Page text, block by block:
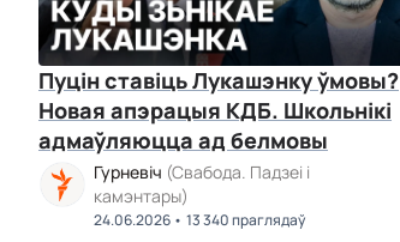
Пуцін ставіць Лукашэнку ўмовы?
Новая апэрацыя КДБ. Школьнікі
адмаўляюцца ад белмовы
Гурневіч (Свабода. Падзеі і
камэнтары)
24.06.2026 13 340 праглядаў